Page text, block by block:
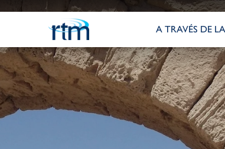
A TRAVÉS DE